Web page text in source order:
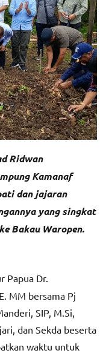
Ridwan
Kamanaf
dan jajaran
yang singkat
Bakau Waropen.
Papua Dr.
MM bersama Pj
SIP, M.Si,
dan Sekda beserta
waktu untuk